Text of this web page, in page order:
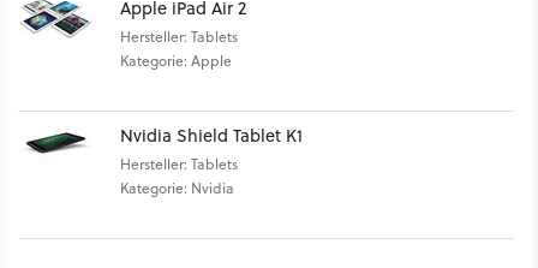
Apple iPad Air 2
Hersteller: Tablets
Kategorie: Apple
Nvidia Shield Tablet K1
Hersteller: Tablets
Kategorie: Nvidia